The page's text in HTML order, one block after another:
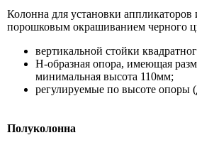
Колонна для установки аппликаторов
порошковым окрашиванием черного
вертикальной стойки
Н-образная опора, имеющая
минимальная высота 110мм;
регулируемые по высоте опоры
Полуколонна